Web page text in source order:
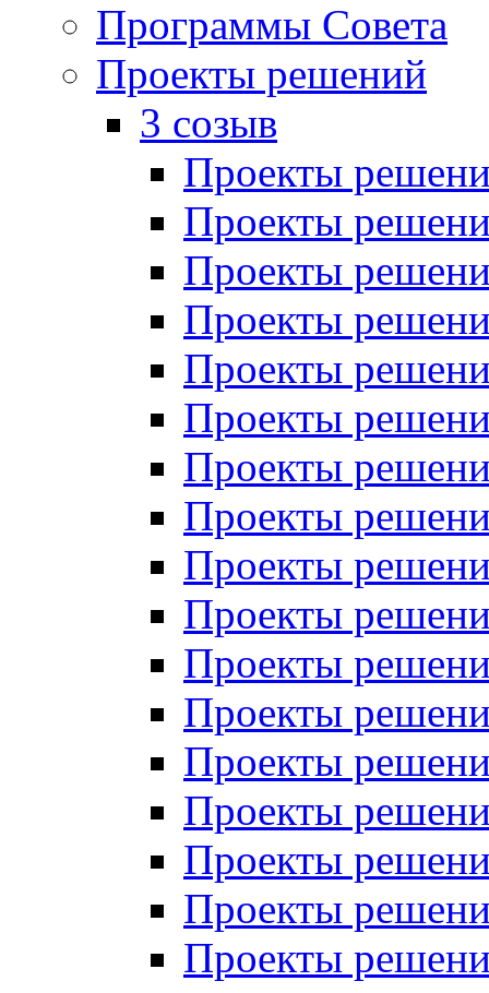
Программы Совета
Проекты решений
3 созыв
Проекты
Проекты
Проекты
Проекты
Проекты
Проекты
Проекты
Проекты
Проекты
Проекты
Проекты
Проекты
Проекты
Проекты
Проекты
Проекты
Проекты